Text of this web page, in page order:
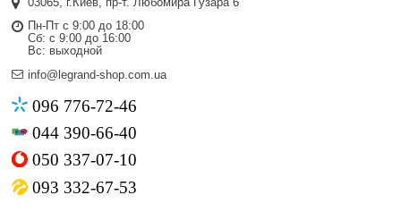
Пн-Пт с 9:00 до 18:00
Сб: с 9:00 до 16:00
Вс: выходной
info@legrand-shop.com.ua
096 776-72-46
044 390-66-40
050 337-07-10
093 332-67-53